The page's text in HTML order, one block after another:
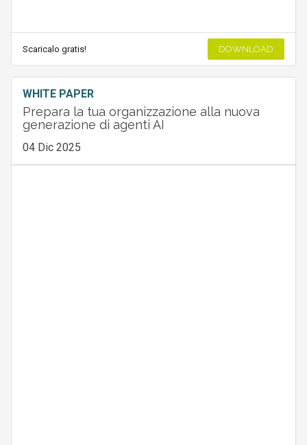
Scaricalo gratis! DOWNLOAD
WHITE PAPER
Prepara la tua organizzazione alla nuova
generazione di agenti AI
04 Dic 2025